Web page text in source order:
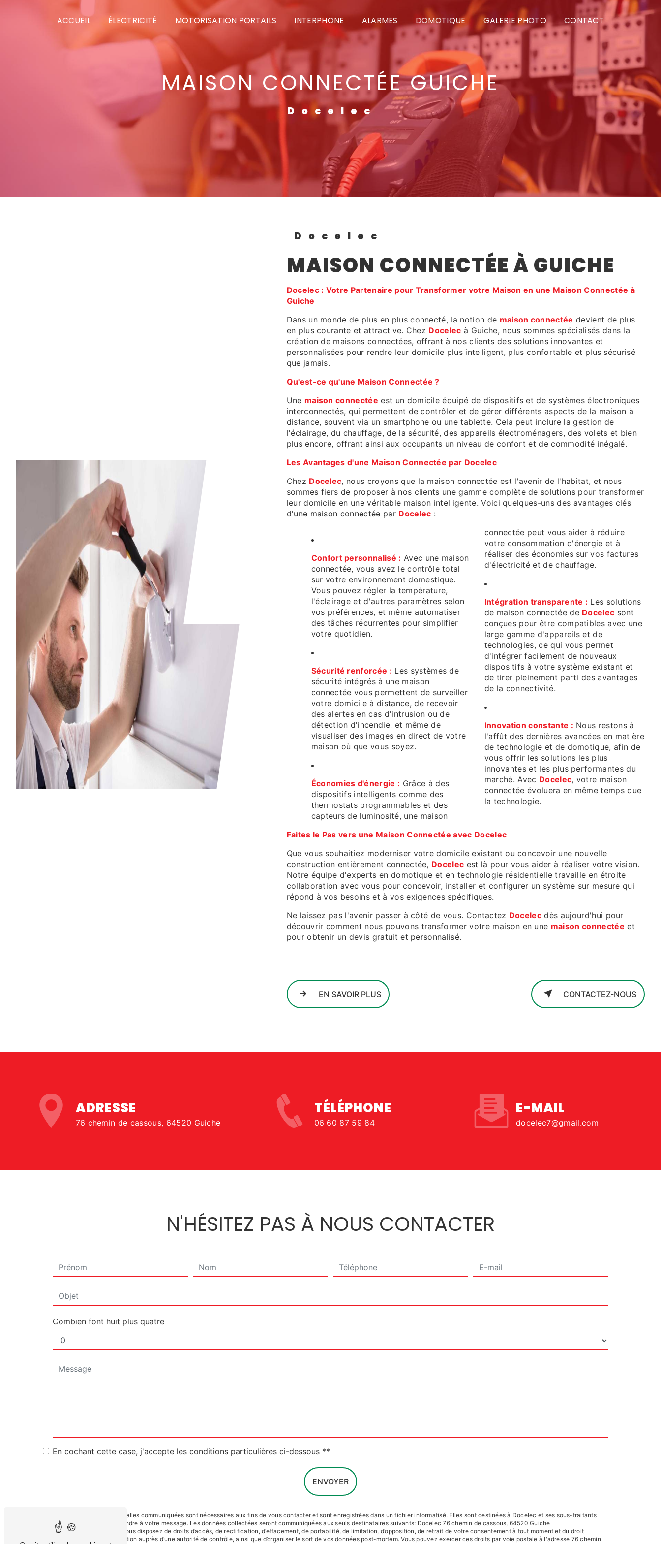
ACCUEIL ÉLECTRICITÉ MOTORISATION PORTAILS INTERPHONE ALARMES DOMOTIQUE GALERIE PHOTO CONTACT
MAISON CONNECTÉE GUICHE
Docelec
Docelec
MAISON CONNECTÉE À GUICHE
Docelec : Votre Partenaire pour Transformer votre Maison en une Maison Connectée à
Guiche
Dans un monde de plus en plus connecté, la notion de maison connectée devient de plus
en plus courante et attractive. Chez Docelec à Guiche, nous sommes spécialisés dans la
création de maisons connectées, offrant à nos clients des solutions innovantes et
personnalisées pour rendre leur domicile plus intelligent, plus confortable et plus sécurisé
que jamais.
Qu'est-ce qu'une Maison Connectée ?
Une maison connectée est un domicile équipé de dispositifs et de systèmes électroniques
interconnectés, qui permettent de contrôler et de gérer différents aspects de la maison à
distance, souvent via un smartphone ou une tablette. Cela peut inclure la gestion de
l'éclairage, du chauffage, de la sécurité, des appareils électroménagers, des volets et bien
plus encore, offrant ainsi aux occupants un niveau de confort et de commodité inégalé.
Les Avantages d'une Maison Connectée par Docelec
Chez Docelec, nous croyons que la maison connectée est l'avenir de l'habitat, et nous
sommes fiers de proposer à nos clients une gamme complète de solutions pour transformer
leur domicile en une véritable maison intelligente. Voici quelques-uns des avantages clés
d'une maison connectée par Docelec :
Confort personnalisé : Avec une maison
connectée, vous avez le contrôle total
sur votre environnement domestique.
Vous pouvez régler la température,
l'éclairage et d'autres paramètres selon
vos préférences, et même automatiser
des tâches récurrentes pour simplifier
votre quotidien.
Sécurité renforcée : Les systèmes de
sécurité intégrés à une maison
connectée vous permettent de surveiller
votre domicile à distance, de recevoir
des alertes en cas d'intrusion ou de
détection d'incendie, et même de
visualiser des images en direct de votre
maison où que vous soyez.
Économies d'énergie : Grâce à des
dispositifs intelligents comme des
thermostats programmables et des
capteurs de luminosité, une maison
connectée peut vous aider à réduire
votre consommation d'énergie et à
réaliser des économies sur vos factures
d'électricité et de chauffage.
Intégration transparente : Les solutions
de maison connectée de Docelec sont
conçues pour être compatibles avec une
large gamme d'appareils et de
technologies, ce qui vous permet
d'intégrer facilement de nouveaux
dispositifs à votre système existant et
de tirer pleinement parti des avantages
de la connectivité.
Innovation constante : Nous restons à
l'affût des dernières avancées en matière
de technologie et de domotique, afin de
vous offrir les solutions les plus
innovantes et les plus performantes du
marché. Avec Docelec, votre maison
connectée évoluera en même temps que
la technologie.
Faites le Pas vers une Maison Connectée avec Docelec
Que vous souhaitiez moderniser votre domicile existant ou concevoir une nouvelle
construction entièrement connectée, Docelec est là pour vous aider à réaliser votre vision.
Notre équipe d'experts en domotique et en technologie résidentielle travaille en étroite
collaboration avec vous pour concevoir, installer et configurer un système sur mesure qui
répond à vos besoins et à vos exigences spécifiques.
Ne laissez pas l'avenir passer à côté de vous. Contactez Docelec dès aujourd'hui pour
découvrir comment nous pouvons transformer votre maison en une maison connectée et
pour obtenir un devis gratuit et personnalisé.
EN SAVOIR PLUS CONTACTEZ-NOUS
ADRESSE
76 chemin de cassous, 64520 Guiche
TÉLÉPHONE
06 60 87 59 84
E-MAIL
docelec7@gmail.com
N'HÉSITEZ PAS À NOUS CONTACTER
Combien font huit plus quatre
En cochant cette case, j'accepte les conditions particulières ci-dessous **
ENVOYER
** Les données personnelles communiquées sont nécessaires aux fins de vous contacter et sont enregistrées dans un fichier informatisé. Elles sont destinées à Docelec et ses sous-traitants
dans le seul but de répondre à votre message. Les données collectées seront communiquées aux seuls destinataires suivants: Docelec 76 chemin de cassous, 64520 Guiche
docelec7@gmail.com. Vous disposez de droits d’accès, de rectification, d’effacement, de portabilité, de limitation, d’opposition, de retrait de votre consentement à tout moment et du droit
d’introduire une réclamation auprès d’une autorité de contrôle, ainsi que d’organiser le sort de vos données post-mortem. Vous pouvez exercer ces droits par voie postale à l'adresse 76 chemin